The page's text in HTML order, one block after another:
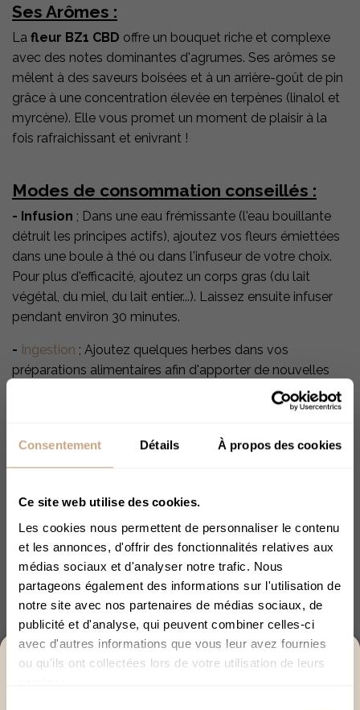
Consentement Détails À propos des cookies
Ce site web utilise des cookies.
Les cookies nous permettent de personnaliser le contenu
et les annonces, d'offrir des fonctionnalités relatives aux
médias sociaux et d'analyser notre trafic. Nous
partageons également des informations sur l'utilisation de
notre site avec nos partenaires de médias sociaux, de
publicité et d'analyse, qui peuvent combiner celles-ci
avec d'autres informations que vous leur avez fournies
ou qu'ils ont collectées lors de votre utilisation de leurs
ACCÈS RÉSERVÉ AUX +18
Ses Arômes :
La fleur BZ1 CBD offre un bouquet riche et complexe
avec des notes dominantes d'agrumes. Ses arômes se
mêlent à des saveurs boisées et à un arrière-goût de pin
grâce à une concentration élevée en terpènes (linalol et
myrcène). Elle vous promet un moment de plaisir à la
fois rafraichissant et enivrant !
Modes de consommation conseillés :
- Infusion ; Dans une eau frémissante (l'eau bouillante
détruit les principes actifs), ajoutez vos fleurs émiettées
dans une boule à thé ou dans l'infuseur de votre choix.
Pour plus d'efficacité, ajoutez un corps gras (du lait
végétal, du miel, du lait entier...). Laissez ensuite infuser
pendant environ 30 minutes.
- Ingestion ; Ajoutez quelques herbes dans vos
préparations alimentaires afin d'apporter de nouvelles
vaporiser les fleurs de CBD. Découvrez notre
vaporisateur spécialement conçu pour le CBD ; le
découvrez également notre page ;
ses fleurs de CBD ?
Informations légales :
Toutes nos variétés de fleurs sont légales. Le taux de
THC est inférieur à 0,3% et respecte la législation
européenne. Elles sont issues de variétés inscrites au